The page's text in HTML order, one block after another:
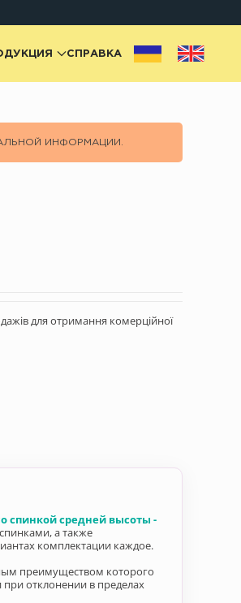
СПРАВКА
ИНФОРМАЦИИ.
для отримання комерційної
спинкой средней высоты -
а также
комплектации каждое.
преимуществом которого
отклонении в пределах